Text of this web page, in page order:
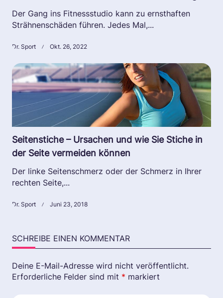
Der Gang ins Fitnessstudio kann zu ernsthaften
Strähnenschäden führen. Jedes Mal,...
Dr. Sport Okt. 26, 2022
Seitenstiche – Ursachen und wie Sie Stiche in
der Seite vermeiden können
Der linke Seitenschmerz oder der Schmerz in Ihrer
rechten Seite,...
Dr. Sport Juni 23, 2018
SCHREIBE EINEN KOMMENTAR
Deine E-Mail-Adresse wird nicht veröffentlicht.
Erforderliche Felder sind mit * markiert